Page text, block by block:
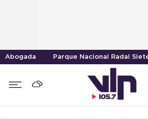
Abogada Parque Nacional Radal